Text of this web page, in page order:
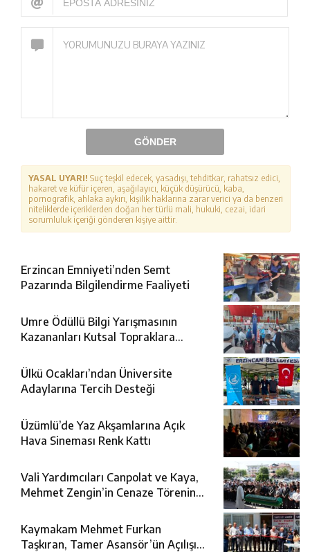
GÖNDER
YASAL UYARI! Suç teşkil edecek, yasadışı, tehditkar, rahatsız edici,
hakaret ve küfür içeren, aşağılayıcı, küçük düşürücü, kaba,
pornografik, ahlaka aykırı, kişilik haklarına zarar verici ya da benzeri
niteliklerde içeriklerden doğan her türlü mali, hukuki, cezai, idari
sorumluluk içeriği gönderen kişiye aittir.
Erzincan Emniyeti’nden Semt
Pazarında Bilgilendirme Faaliyeti
Umre Ödüllü Bilgi Yarışmasının
Kazananları Kutsal Topraklara
Ülkü Ocakları’ndan Üniversite
Adaylarına Tercih Desteği
Üzümlü’de Yaz Akşamlarına Açık
Hava Sineması Renk Kattı
Vali Yardımcıları Canpolat ve Kaya,
Mehmet Zengin’in Cenaze Törenine
Kaymakam Mehmet Furkan
Taşkıran, Tamer Asansör’ün Açılışına